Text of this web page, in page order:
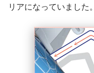
リアになっていました。